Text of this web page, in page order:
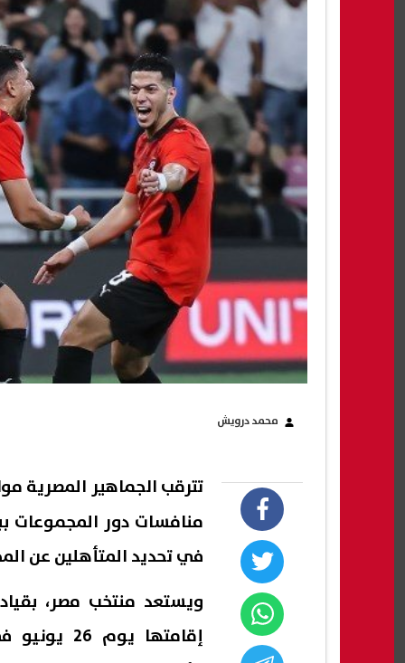
محمد درويش
تترقب الجماهير المصرية
في تحديد المتأهلين عن
ويستعد منتخب مصر،